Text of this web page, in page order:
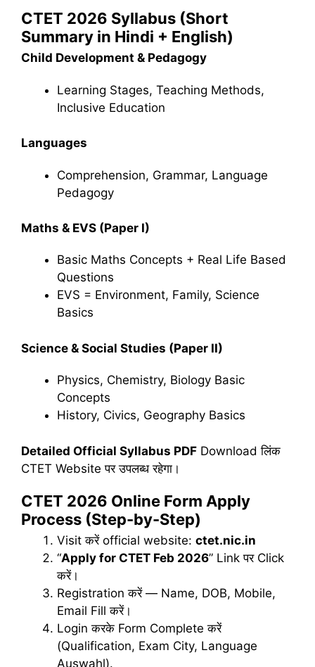
CTET 2026 Syllabus (Short
Summary in Hindi + English)
Child Development & Pedagogy
Learning Stages, Teaching Methods,
Inclusive Education
Languages
Comprehension, Grammar, Language
Pedagogy
Maths & EVS (Paper I)
Basic Maths Concepts + Real Life Based
Questions
EVS = Environment, Family, Science
Basics
Science & Social Studies (Paper II)
Physics, Chemistry, Biology Basic
Concepts
History, Civics, Geography Basics
Detailed Official Syllabus PDF Download लिंक
CTET Website पर उपलब्ध रहेगा।
CTET 2026 Online Form Apply
Process (Step-by-Step)
Visit करें official website: ctet.nic.in
“Apply for CTET Feb 2026” Link पर Click
करें।
Registration करें — Name, DOB, Mobile,
Email Fill करें।
Login करके Form Complete करें
(Qualification, Exam City, Language
Auswahl).